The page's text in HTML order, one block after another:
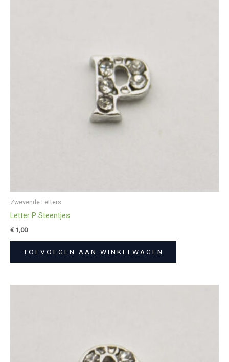
Zwevende Letters
Letter P Steentjes
€1,00
TOEVOEGEN AAN WINKELWAGEN